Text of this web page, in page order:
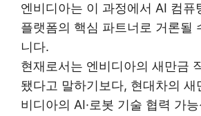
엔비디아는 이 과정에서 AI 컴퓨
플랫폼의 핵심 파트너로 거론될
니다.
현재로서는 엔비디아의 새만금
됐다고 말하기보다, 현대차의 새
비디아의 AI·로봇 기술 협력 가